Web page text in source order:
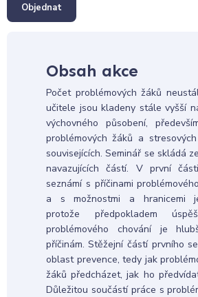
Objednat
Obsah akce
Počet problémových žáků
učitele jsou kladeny stále vyšší
výchovného působení,
problémových žáků a
souvisejících. Seminář se skládá
navazujících částí. V první
seznámí s příčinami
a s možnostmi a hranicemi
protože předpokladem
problémového chování je
příčinám. Stěžejní částí prvního
oblast prevence, tedy jak
žáků předcházet, jak ho
Důležitou součástí práce s